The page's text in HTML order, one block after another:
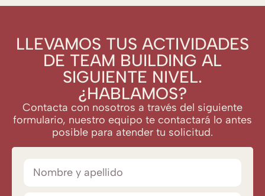
LLEVAMOS TUS ACTIVIDADES
DE TEAM BUILDING AL
SIGUIENTE NIVEL.
¿HABLAMOS?
Contacta con nosotros a través del siguiente
formulario, nuestro equipo te contactará lo antes
posible para atender tu solicitud.